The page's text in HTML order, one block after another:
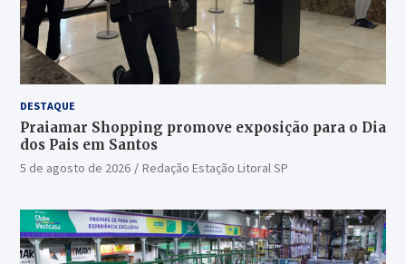
DESTAQUE
Praiamar Shopping promove exposição para o Dia
dos Pais em Santos
5 de agosto de 2026 Redação Estação Litoral SP